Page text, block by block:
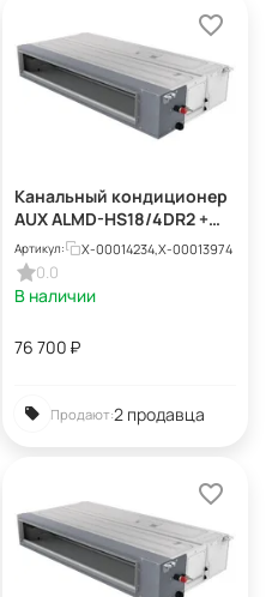
Канальный кондиционер
AUX ALMD-HS18/4DR2 +
AL-HS18/4DR2(U)
Артикул: X-00014234,X-00013974
0.0
В наличии
76 700 ₽
Продают:2 продавца